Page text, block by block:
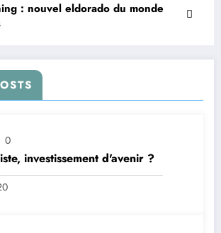
: nouvel eldorado du monde
0
investissement d'avenir ?